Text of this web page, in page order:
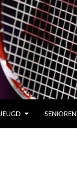
JEUGD SENIOREN